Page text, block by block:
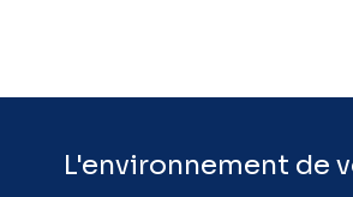
L'environnement de